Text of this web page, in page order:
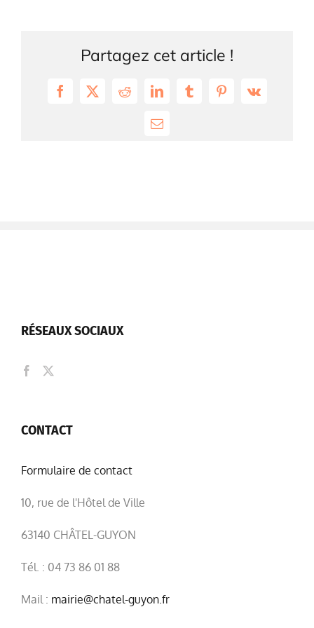
Partagez cet article !
Facebook
X RedditLinkedInTumblrPinterest
Vk
Email
RÉSEAUX SOCIAUX
CONTACT
Formulaire de contact
10, rue de l'Hôtel de Ville
63140 CHÂTEL-GUYON
Tél. : 04 73 86 01 88
Mail : mairie@chatel-guyon.fr